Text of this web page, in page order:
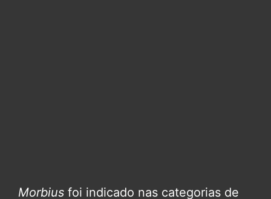
Morbius foi indicado nas categorias de